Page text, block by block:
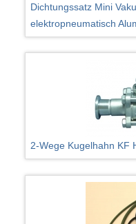
Dichtungssatz Mini
elektropneumatisch
2-Wege Kugelhahn KF